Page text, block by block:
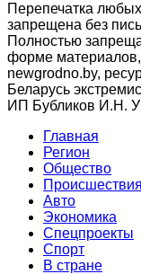
Перепечатка
запрещена без
Полностью
форме
newgrodno.by,
Беларусь
ИП Бубликов И.Н.
Главная
Регион
Общество
Происшествия
Авто
Экономика
Спецпроекты
Cпорт
В стране